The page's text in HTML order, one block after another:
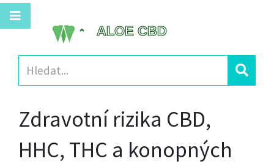
Zdravotní rizika CBD,
HHC, THC a konopných